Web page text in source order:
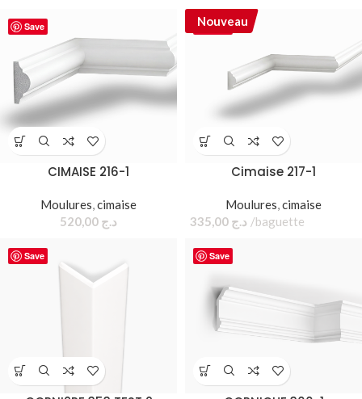
Save
CIMAISE 216-1
Moulures,cimaise
د.ج
Save
Cimaise 217-1
Moulures,cimaise
د.ج
Nouveau
Save Save